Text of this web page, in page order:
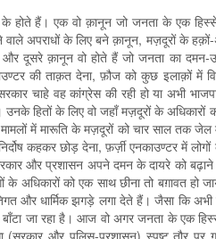
होते हैं। एक वो क़ानून जो जनता के एक
वाले अपराधों के लिए बने क़ानून, मज़दूरों के
दूसरे क़ानून वो होते हैं जो जनता का
की ताक़त देना, फ़ौज को कुछ इलाक़ों में
चाहे वह कांग्रेस की रही हो या अभी
उनके हितों के लिए वो जहाँ मज़दूरों के
मामलों में मारूति के मज़दूरों को चार साल तक
कहकर छोड़ देना, फ़र्ज़ी एनकाउण्टर में
और प्रशासन अपने दमन के दायरे को
के अधिकारों को एक साथ छीना तो बग़ावत हो
और धार्मिक झगड़े लगा देते हैं। जैसा कि
जा रहा है। आज वो अगर जनता के एक
(सरकार और पुलिस-प्रशासन) स्पष्ट तौर पर